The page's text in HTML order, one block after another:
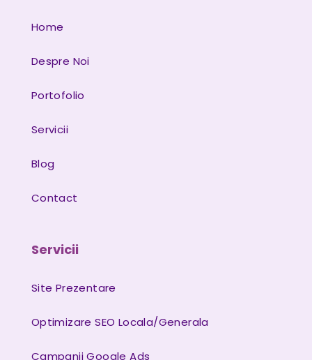
Home
Despre Noi
Portofolio
Servicii
Blog
Contact
Servicii
Site Prezentare
Optimizare SEO Locala/Generala
Campanii Google Ads